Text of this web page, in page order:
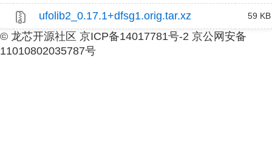
ufolib2_0.17.1+dfsg1.orig.tar.xz 59 KB
© 龙芯开源社区 京ICP备14017781号-2 京公网安备
11010802035787号